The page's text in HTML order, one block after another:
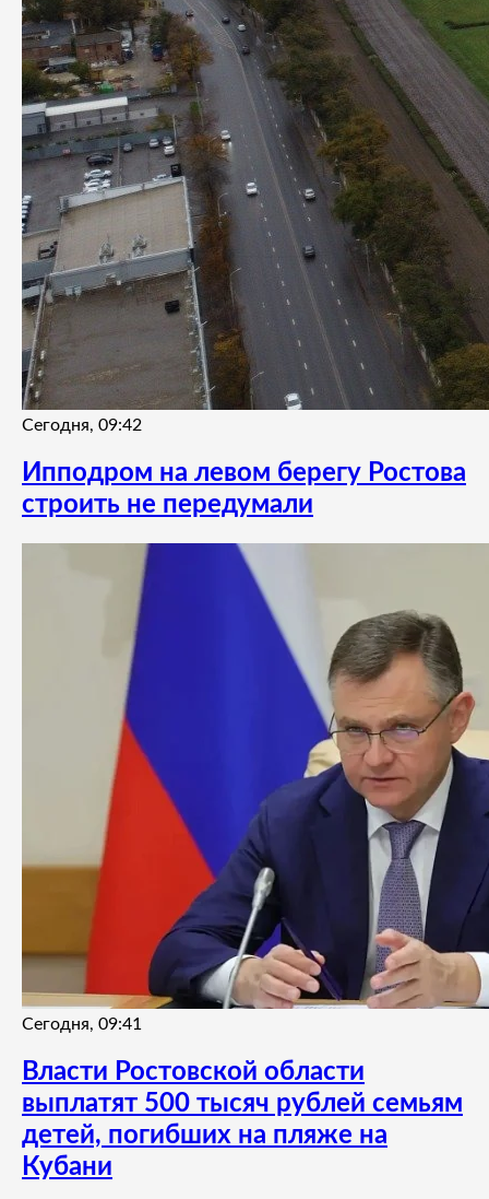
Сегодня, 09:42
Ипподром на левом берегу Ростова
строить не передумали
Сегодня, 09:41
Власти Ростовской области
выплатят 500 тысяч рублей семьям
детей, погибших на пляже на
Кубани